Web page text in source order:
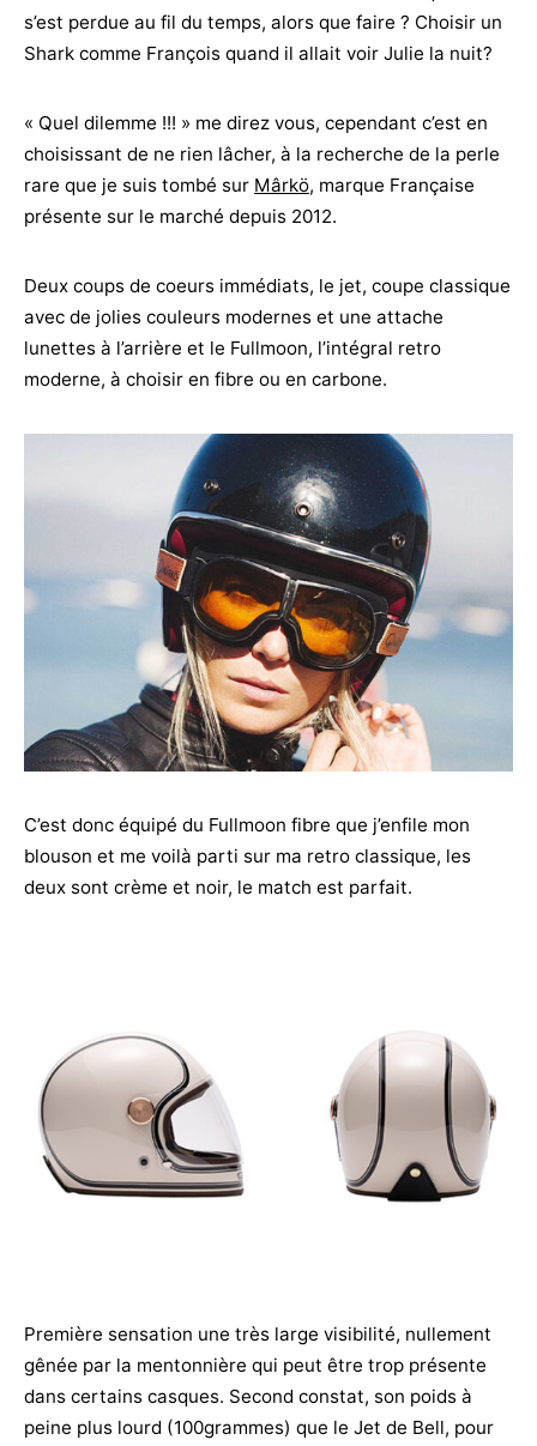
s’est perdue au fil du temps, alors que faire ? Choisir un
Shark comme François quand il allait voir Julie la nuit?
« Quel dilemme !!! » me direz vous, cependant c’est en
choisissant de ne rien lâcher, à la recherche de la perle
rare que je suis tombé sur Mârkö, marque Française
présente sur le marché depuis 2012.
Deux coups de coeurs immédiats, le jet, coupe classique
avec de jolies couleurs modernes et une attache
lunettes à l’arrière et le Fullmoon, l’intégral retro
moderne, à choisir en fibre ou en carbone.
C’est donc équipé du Fullmoon fibre que j’enfile mon
blouson et me voilà parti sur ma retro classique, les
deux sont crème et noir, le match est parfait.
Première sensation une très large visibilité, nullement
gênée par la mentonnière qui peut être trop présente
dans certains casques. Second constat, son poids à
peine plus lourd (100grammes) que le Jet de Bell, pour